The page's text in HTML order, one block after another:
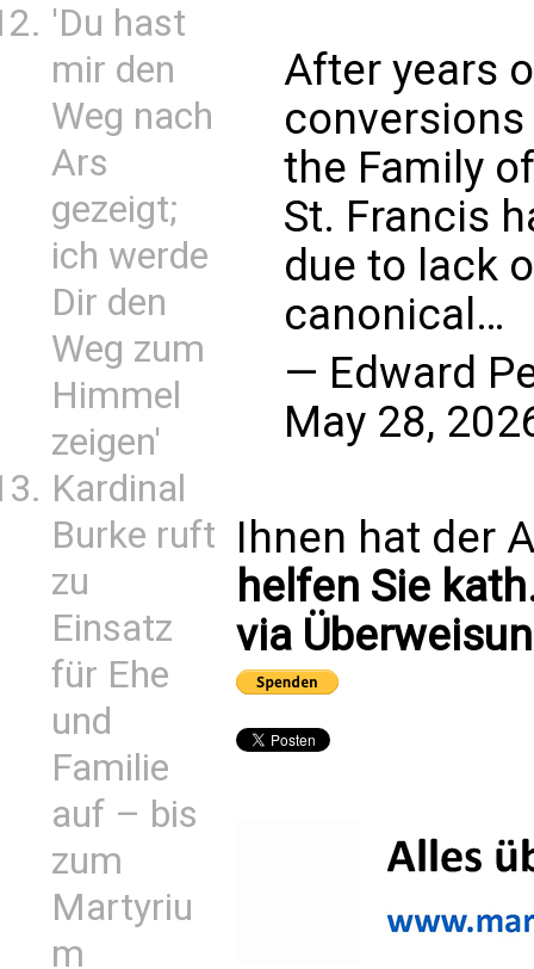
'Du hast
mir den
Weg nach
Ars
gezeigt;
ich werde
Dir den
Weg zum
Himmel
zeigen'
Kardinal
Burke ruft
zu
Einsatz
für Ehe
und
Familie
auf – bis
zum
Martyriu
m
After years
the Family
St. Francis
due to lack
canonical…
— Edward
May 28,
Ihnen hat der
helfen Sie
via